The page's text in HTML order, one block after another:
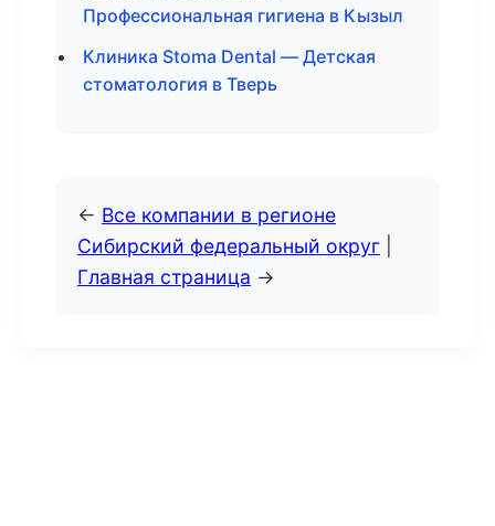
Профессиональная гигиена в Кызыл
Клиника Stoma Dental — Детская
стоматология в Тверь
← Все компании в регионе
Сибирский федеральный округ
Главная страница →